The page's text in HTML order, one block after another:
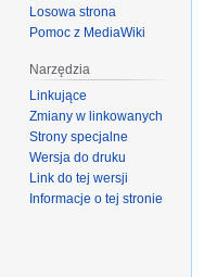
Losowa strona
Pomoc z MediaWiki
Narzędzia
Linkujące
Zmiany w linkowanych
Strony specjalne
Wersja do druku
Link do tej wersji
Informacje o tej stronie